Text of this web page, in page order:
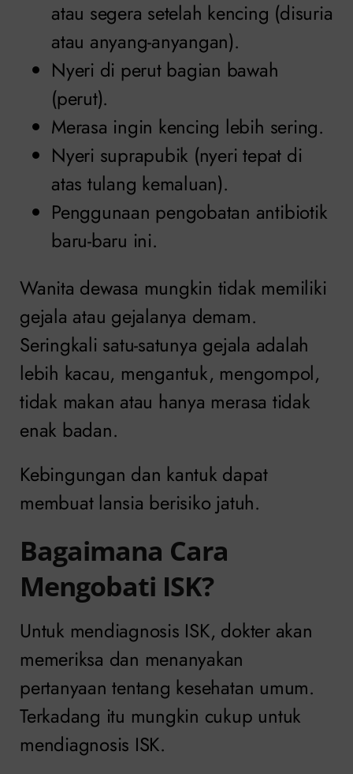
atau segera setelah kencing (disuria
atau anyang-anyangan).
Nyeri di perut bagian bawah
(perut).
Merasa ingin kencing lebih sering.
Nyeri suprapubik (nyeri tepat di
atas tulang kemaluan).
Penggunaan pengobatan antibiotik
baru-baru ini.
Wanita dewasa mungkin tidak memiliki
gejala atau gejalanya demam.
Seringkali satu-satunya gejala adalah
lebih kacau, mengantuk, mengompol,
tidak makan atau hanya merasa tidak
enak badan.
Kebingungan dan kantuk dapat
membuat lansia berisiko jatuh.
Bagaimana Cara
Mengobati ISK?
Untuk mendiagnosis ISK, dokter akan
memeriksa dan menanyakan
pertanyaan tentang kesehatan umum.
Terkadang itu mungkin cukup untuk
mendiagnosis ISK.